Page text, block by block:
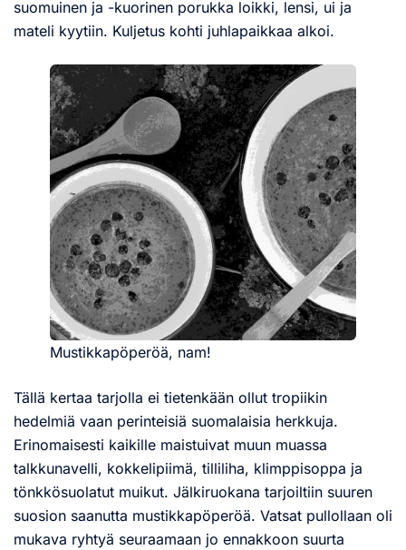
suomuinen ja -kuorinen porukka loikki, lensi, ui ja
mateli kyytiin. Kuljetus kohti juhlapaikkaa alkoi.
Mustikkapöperöä, nam!
Tällä kertaa tarjolla ei tietenkään ollut tropiikin
hedelmiä vaan perinteisiä suomalaisia herkkuja.
Erinomaisesti kaikille maistuivat muun muassa
talkkunavelli, kokkelipiimä, tilliliha, klimppisoppa ja
tönkkösuolatut muikut. Jälkiruokana tarjoiltiin suuren
suosion saanutta mustikkapöperöä. Vatsat pullollaan oli
mukava ryhtyä seuraamaan jo ennakkoon suurta